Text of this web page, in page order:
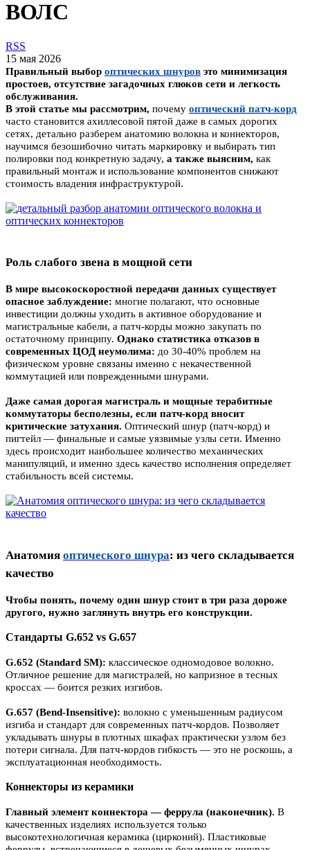
ВОЛС
RSS
15 мая 2026
Правильный выбор оптических шнуров это минимизация
простоев, отсутствие загадочных глюков сети и легкость
обслуживания.
В этой статье мы рассмотрим, почему оптический патч-корд
часто становится ахиллесовой пятой даже в самых дорогих
сетях, детально разберем анатомию волокна и коннекторов,
научимся безошибочно читать маркировку и выбирать тип
полировки под конкретную задачу, а также выясним, как
правильный монтаж и использование компонентов снижают
стоимость владения инфраструктурой.
Роль слабого звена в мощной сети
В мире высокоскоростной передачи данных существует
опасное заблуждение: многие полагают, что основные
инвестиции должны уходить в активное оборудование и
магистральные кабели, а патч-корды можно закупать по
остаточному принципу. Однако статистика отказов в
современных ЦОД неумолима: до 30-40% проблем на
физическом уровне связаны именно с некачественной
коммутацией или поврежденными шнурами.
Даже самая дорогая магистраль и мощные терабитные
коммутаторы бесполезны, если патч-корд вносит
критические затухания. Оптический шнур (патч-корд) и
пигтейл — финальные и самые уязвимые узлы сети. Именно
здесь происходит наибольшее количество механических
манипуляций, и именно здесь качество исполнения определяет
стабильность всей системы.
Анатомия оптического шнура: из чего складывается
качество
Чтобы понять, почему один шнур стоит в три раза дороже
другого, нужно заглянуть внутрь его конструкции.
Стандарты G.652 vs G.657
G.652 (Standard SM): классическое одномодовое волокно.
Отличное решение для магистралей, но капризное в тесных
кроссах — боится резких изгибов.
G.657 (Bend-Insensitive): волокно с уменьшенным радиусом
изгиба и стандарт для современных патч-кордов. Позволяет
укладывать шнуры в плотных шкафах практически узлом без
потери сигнала. Для патч-кордов гибкость — это не роскошь, а
эксплуатационная необходимость.
Коннекторы из керамики
Главный элемент коннектора — феррула (наконечник). В
качественных изделиях используется только
высокотехнологичная керамика (цирконий). Пластиковые